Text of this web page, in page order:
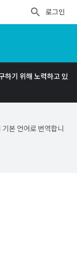
로그인
하기 위해 노력하고 있
본 언어로 번역합니